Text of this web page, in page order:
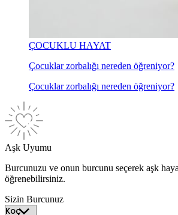
ÇOCUKLU HAYAT
Çocuklar zorbalığı nereden öğreniyor?
Çocuklar zorbalığı nereden öğreniyor?
Aşk Uyumu
Burcunuzu ve onun burcunu seçerek aşk
öğrenebilirsiniz.
Sizin Burcunuz